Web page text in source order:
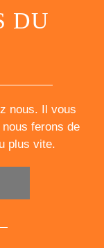
DU
nous. Il vous
ferons de
plus vite.